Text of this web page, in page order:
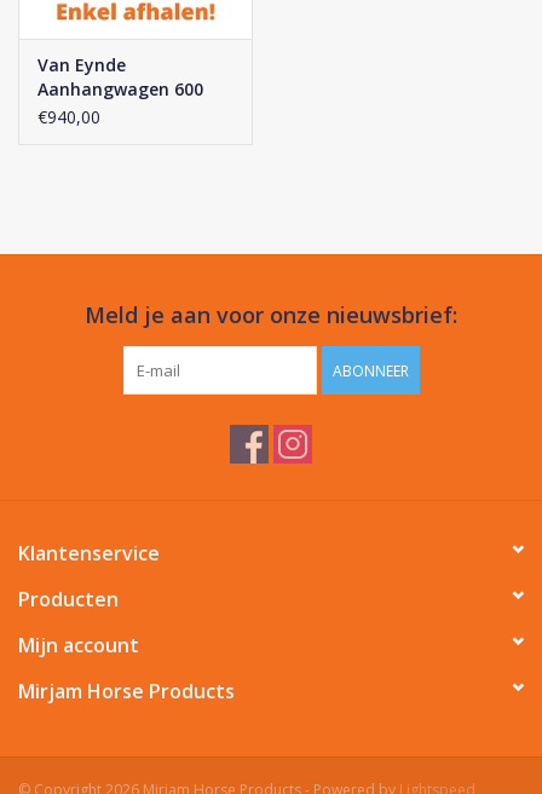
Van Eynde
Aanhangwagen 600
€940,00
Meld je aan voor onze nieuwsbrief:
ABONNEER
Klantenservice
Producten
Mijn account
Mirjam Horse Products